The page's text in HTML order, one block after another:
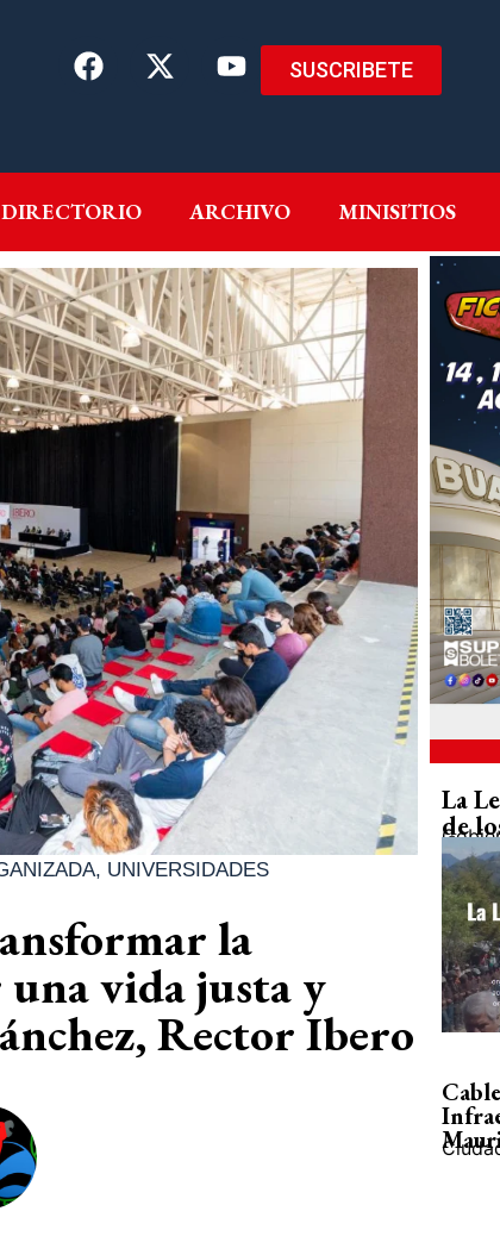
SUSCRIBETE
DIRECTORIO ARCHIVO MINISITIOS
GENEROS DIRECTORIO ARCHIVO MINISITIOS
, UNIVERSIDADES
la
vida justa y
Rector Ibero
La
de